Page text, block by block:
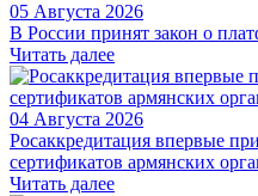
05 Августа 2026
В России принят закон о
Читать далее
04 Августа 2026
Росаккредитация впервые
сертификатов армянских
Читать далее